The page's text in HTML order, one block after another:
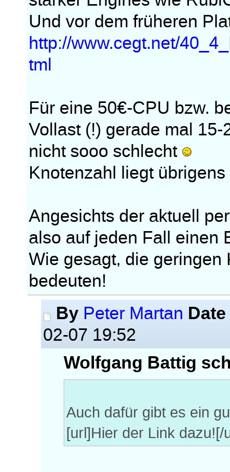
Und vor dem früheren
http://www.cegt.net/
tml
Für eine 50€-CPU bzw.
Vollast (!) gerade mal
nicht sooo schlecht
Knotenzahl liegt
Angesichts der aktuell
also auf jeden Fall einen
Wie gesagt, die
bedeuten!
By Peter Martan Date
02-07 19:52
Wolfgang Battig
Auch dafür gibt es ein
[url]Hier der Link dazu![/